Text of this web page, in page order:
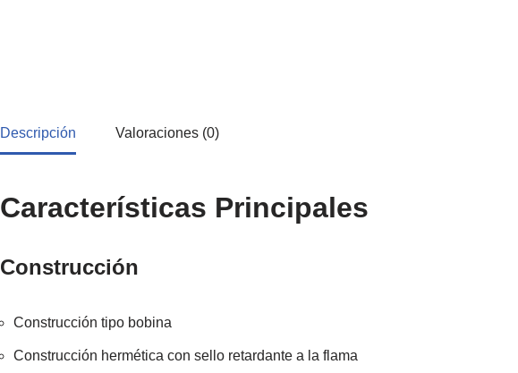
Descripción Valoraciones (0)
Características Principales
Construcción
Construcción tipo bobina
Construcción hermética con sello retardante a la flama